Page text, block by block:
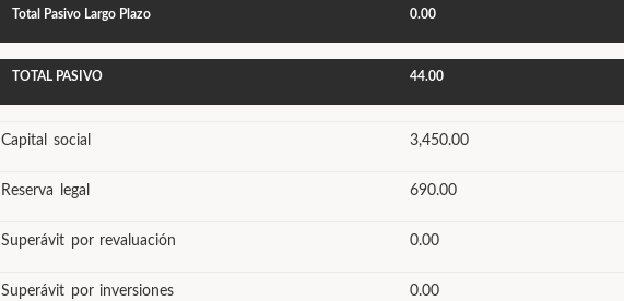
Total Pasivo Largo Plazo 0.00
TOTAL PASIVO 44.00
Capital social 3,450.00
Reserva legal 690.00
Superávit por revaluación 0.00
Superávit por inversiones 0.00